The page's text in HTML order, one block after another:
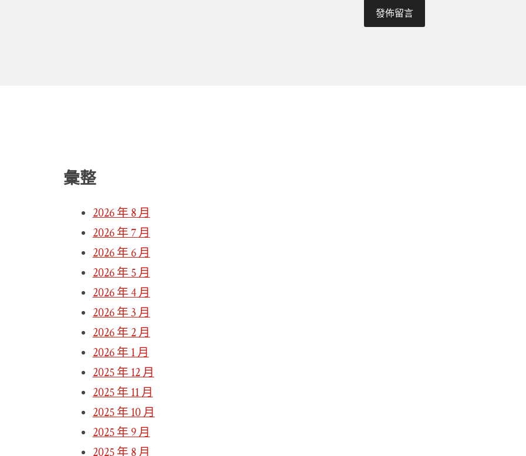
彙整
2026 年 8 月
2026 年 7 月
2026 年 6 月
2026 年 5 月
2026 年 4 月
2026 年 3 月
2026 年 2 月
2026 年 1 月
2025 年 12 月
2025 年 11 月
2025 年 10 月
2025 年 9 月
2025 年 8 月